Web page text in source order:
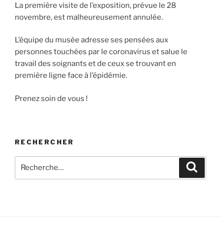
La première visite de l’exposition, prévue le 28
novembre, est malheureusement annulée.
L’équipe du musée adresse ses pensées aux
personnes touchées par le coronavirus et salue le
travail des soignants et de ceux se trouvant en
première ligne face à l’épidémie.
Prenez soin de vous !
RECHERCHER
pour